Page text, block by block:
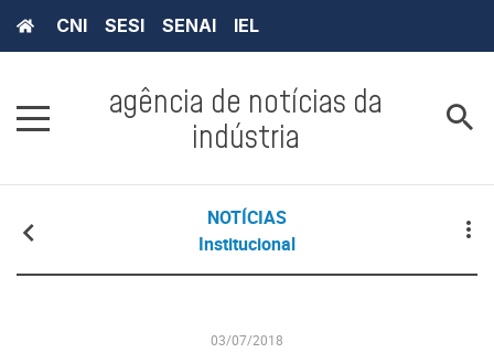
CNI SESI SENAI IEL
agência de notícias da
indústria
NOTÍCIAS
Institucional
03/07/2018